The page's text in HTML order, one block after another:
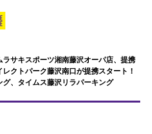
ラサキスポーツ湘南藤沢オーパ店、提携
クトパーク藤沢南口が提携スタート！
グ、タイムス藤沢リラパーキング